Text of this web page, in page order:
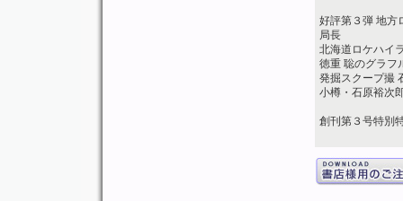
好評第３弾 地方
局長
北海道ロケハイ
徳重 聡のグラフ
発掘スクープ撮
小樽・石原裕次
創刊第３号特別